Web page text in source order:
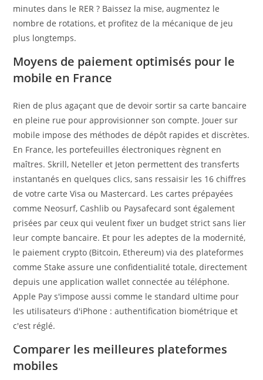
minutes dans le RER ? Baissez la mise, augmentez le
nombre de rotations, et profitez de la mécanique de jeu
plus longtemps.
Moyens de paiement optimisés pour le
mobile en France
Rien de plus agaçant que de devoir sortir sa carte bancaire
en pleine rue pour approvisionner son compte. Jouer sur
mobile impose des méthodes de dépôt rapides et discrètes.
En France, les portefeuilles électroniques règnent en
maîtres. Skrill, Neteller et Jeton permettent des transferts
instantanés en quelques clics, sans ressaisir les 16 chiffres
de votre carte Visa ou Mastercard. Les cartes prépayées
comme Neosurf, Cashlib ou Paysafecard sont également
prisées par ceux qui veulent fixer un budget strict sans lier
leur compte bancaire. Et pour les adeptes de la modernité,
le paiement crypto (Bitcoin, Ethereum) via des plateformes
comme Stake assure une confidentialité totale, directement
depuis une application wallet connectée au téléphone.
Apple Pay s'impose aussi comme le standard ultime pour
les utilisateurs d'iPhone : authentification biométrique et
c'est réglé.
Comparer les meilleures plateformes
mobiles